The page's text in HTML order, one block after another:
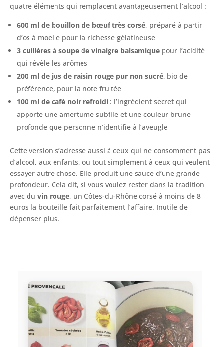
quatre éléments qui remplacent avantageusement l’alcool :
600 ml de bouillon de bœuf très corsé, préparé à partir
d’os à moelle pour la richesse gélatineuse
3 cuillères à soupe de vinaigre balsamique pour l’acidité
qui révèle les arômes
200 ml de jus de raisin rouge pur non sucré, bio de
préférence, pour la note fruitée
100 ml de café noir refroidi : l’ingrédient secret qui
apporte une amertume subtile et une couleur brune
profonde que personne n’identifie à l’aveugle
Cette version s’adresse aussi à ceux qui ne consomment pas
d’alcool, aux enfants, ou tout simplement à ceux qui veulent
essayer autre chose. Elle produit une sauce d’une grande
profondeur. Cela dit, si vous voulez rester dans la tradition
avec du vin rouge, un Côtes-du-Rhône corsé à moins de 8
euros la bouteille fait parfaitement l’affaire. Inutile de
dépenser plus.